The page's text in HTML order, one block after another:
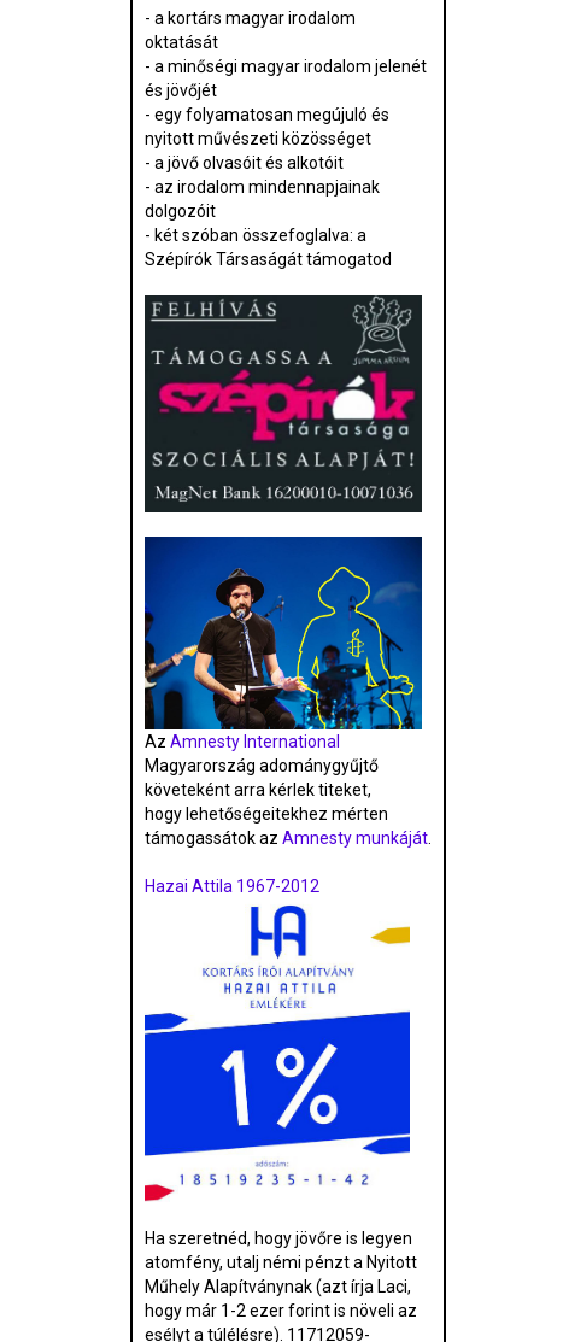
- a kortárs magyar irodalom
oktatását
- a minőségi magyar irodalom jelenét
és jövőjét
- egy folyamatosan megújuló és
nyitott művészeti közösséget
- a jövő olvasóit és alkotóit
- az irodalom mindennapjainak
dolgozóit
- két szóban összefoglalva: a
Szépírók Társaságát támogatod
Az Amnesty International
Magyarország adománygyűjtő
követeként arra kérlek titeket,
hogy lehetőségeitekhez mérten
támogassátok az Amnesty munkáját.
Hazai Attila 1967-2012
Ha szeretnéd, hogy jövőre is legyen
atomfény, utalj némi pénzt a Nyitott
Műhely Alapítványnak (azt írja Laci,
hogy már 1-2 ezer forint is növeli az
esélyt a túlélésre). 11712059-